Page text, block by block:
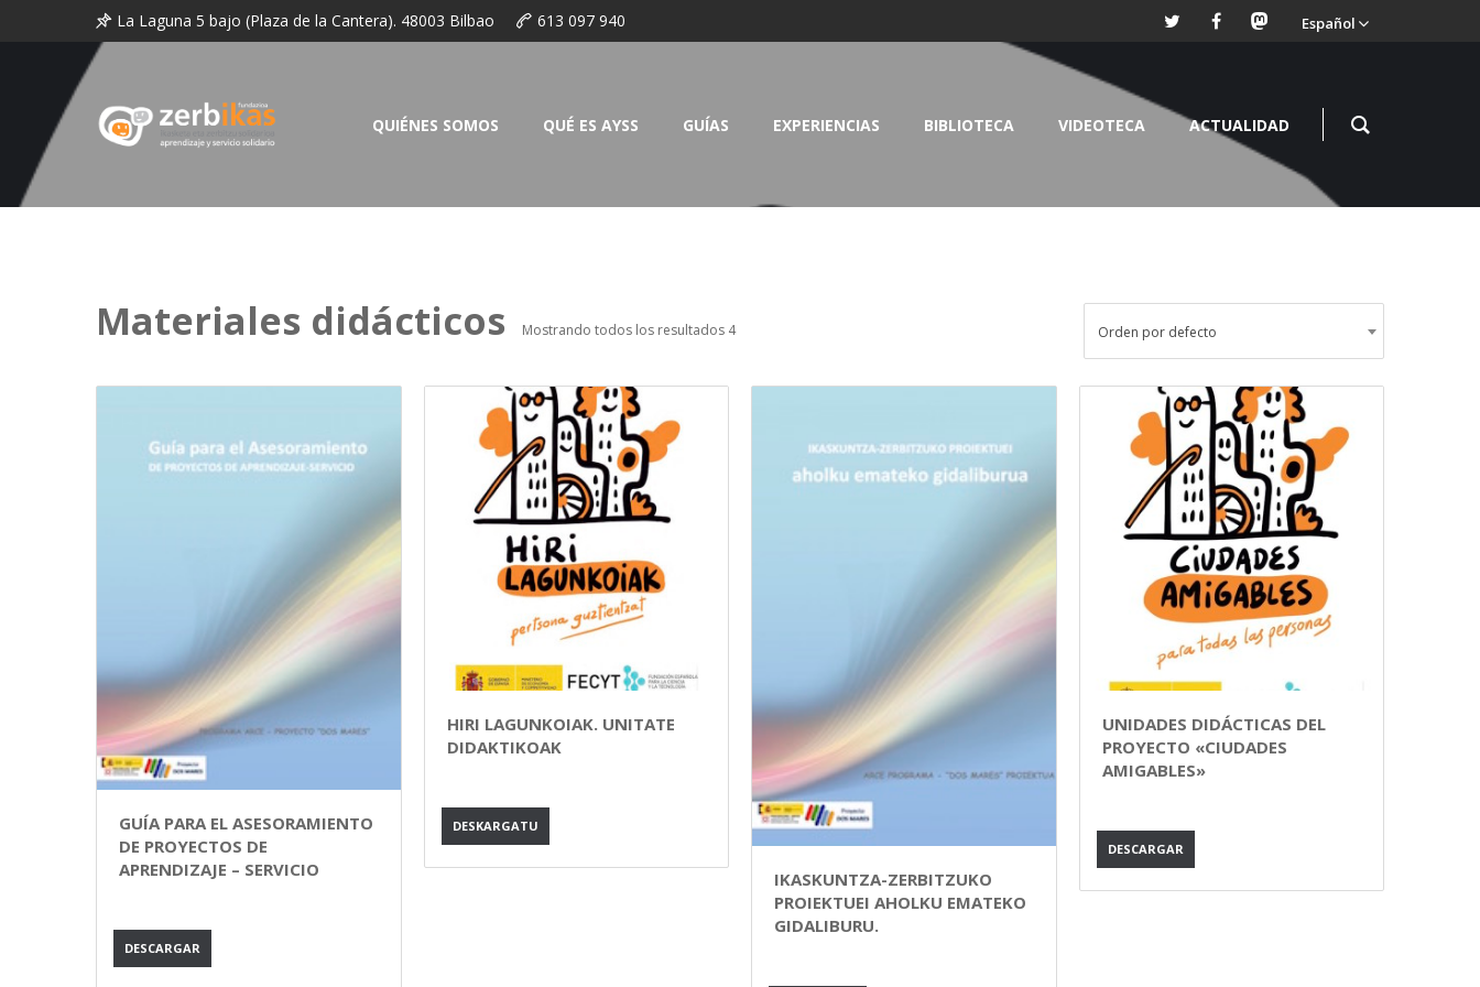
La Laguna 5 bajo (Plaza de la Cantera). 48003 Bilbao 613 097 940 Español
QUIÉNES SOMOS QUÉ ES AYSS GUÍAS EXPERIENCIAS BIBLIOTECA VIDEOTECA ACTUALIDAD
Materiales didácticos Mostrando todos los resultados 4 Orden por defecto
GUÍA PARA EL ASESORAMIENTO
DE PROYECTOS DE
APRENDIZAJE – SERVICIO
DESCARGAR
HIRI LAGUNKOIAK. UNITATE
DIDAKTIKOAK
DESKARGATU
IKASKUNTZA-ZERBITZUKO
PROIEKTUEI AHOLKU EMATEKO
GIDALIBURU.
UNIDADES DIDÁCTICAS DEL
PROYECTO «CIUDADES
AMIGABLES»
DESCARGAR